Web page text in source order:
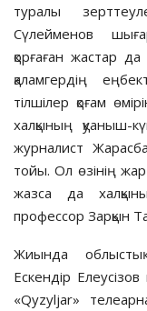
туралы
Сүлейменов
қорғаған жастар
қаламгердің
тілшілер қоғам
халқының қуаныш-
журналист
тойы. Ол өзінің
жазса да
профессор Зарқын
Жиында
Ескендір
«Qyzyljar»